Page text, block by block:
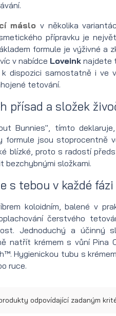
rty pro
čištění
muže
na
muže
s
na
na
máslo v několika
přípravku je
formule je výživné a
v nabídce Loveink najdete
dispozici samostatně i
tetování.
přísad a složek
Bunnies", tímto
jsou stoprocentně
blízké, proto s radostí
bezchybnými složkami.
s tebou v každé fázi
koloidním, balené v
čerstvého
Jednoduchý a účinný
natřít krémem s vůní Pina
Hygienickou tubu s
ruce.
odpovídající zadaným